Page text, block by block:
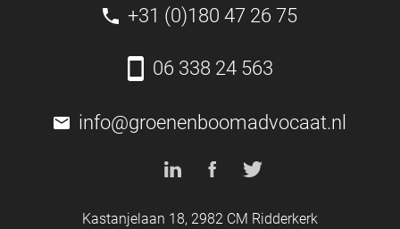
+31 (0)180 47 26 75
06 338 24 563
info@groenenboomadvocaat.nl
Kastanjelaan 18, 2982 CM Ridderkerk